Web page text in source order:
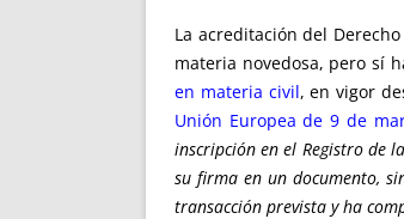
La acreditación del
materia novedosa, pero sí
en materia civil, en vigor
Unión Europea de 9 de
inscripción en el Registro de
su firma en un documento,
transacción prevista y ha